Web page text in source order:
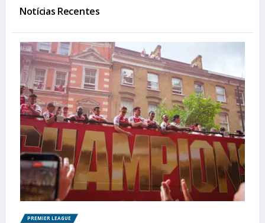
Notícias Recentes
PREMIER LEAGUE